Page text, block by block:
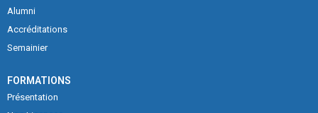
Alumni
Accréditations
Semainier
FORMATIONS
Présentation